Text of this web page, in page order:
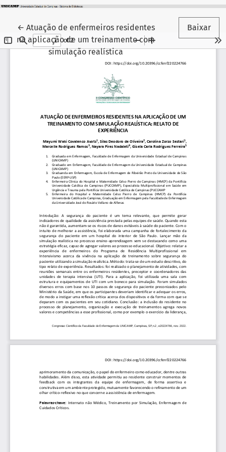
← Voltar aos Detalhes do Artigo
Atuação de enfermeiros residentes
na aplicação de um treinamento com
simulação realística
Baixar